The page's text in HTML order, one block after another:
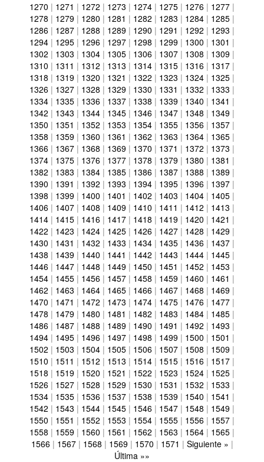
1270 | 1271 | 1272 | 1273 | 1274 | 1275 | 1276 | 1277 |
1278 | 1279 | 1280 | 1281 | 1282 | 1283 | 1284 | 1285 |
1286 | 1287 | 1288 | 1289 | 1290 | 1291 | 1292 | 1293 |
1294 | 1295 | 1296 | 1297 | 1298 | 1299 | 1300 | 1301 |
1302 | 1303 | 1304 | 1305 | 1306 | 1307 | 1308 | 1309 |
1310 | 1311 | 1312 | 1313 | 1314 | 1315 | 1316 | 1317 |
1318 | 1319 | 1320 | 1321 | 1322 | 1323 | 1324 | 1325 |
1326 | 1327 | 1328 | 1329 | 1330 | 1331 | 1332 | 1333 |
1334 | 1335 | 1336 | 1337 | 1338 | 1339 | 1340 | 1341 |
1342 | 1343 | 1344 | 1345 | 1346 | 1347 | 1348 | 1349 |
1350 | 1351 | 1352 | 1353 | 1354 | 1355 | 1356 | 1357 |
1358 | 1359 | 1360 | 1361 | 1362 | 1363 | 1364 | 1365 |
1366 | 1367 | 1368 | 1369 | 1370 | 1371 | 1372 | 1373 |
1374 | 1375 | 1376 | 1377 | 1378 | 1379 | 1380 | 1381 |
1382 | 1383 | 1384 | 1385 | 1386 | 1387 | 1388 | 1389 |
1390 | 1391 | 1392 | 1393 | 1394 | 1395 | 1396 | 1397 |
1398 | 1399 | 1400 | 1401 | 1402 | 1403 | 1404 | 1405 |
1406 | 1407 | 1408 | 1409 | 1410 | 1411 | 1412 | 1413 |
1414 | 1415 | 1416 | 1417 | 1418 | 1419 | 1420 | 1421 |
1422 | 1423 | 1424 | 1425 | 1426 | 1427 | 1428 | 1429 |
1430 | 1431 | 1432 | 1433 | 1434 | 1435 | 1436 | 1437 |
1438 | 1439 | 1440 | 1441 | 1442 | 1443 | 1444 | 1445 |
1446 | 1447 | 1448 | 1449 | 1450 | 1451 | 1452 | 1453 |
1454 | 1455 | 1456 | 1457 | 1458 | 1459 | 1460 | 1461 |
1462 | 1463 | 1464 | 1465 | 1466 | 1467 | 1468 | 1469 |
1470 | 1471 | 1472 | 1473 | 1474 | 1475 | 1476 | 1477 |
1478 | 1479 | 1480 | 1481 | 1482 | 1483 | 1484 | 1485 |
1486 | 1487 | 1488 | 1489 | 1490 | 1491 | 1492 | 1493 |
1494 | 1495 | 1496 | 1497 | 1498 | 1499 | 1500 | 1501 |
1502 | 1503 | 1504 | 1505 | 1506 | 1507 | 1508 | 1509 |
1510 | 1511 | 1512 | 1513 | 1514 | 1515 | 1516 | 1517 |
1518 | 1519 | 1520 | 1521 | 1522 | 1523 | 1524 | 1525 |
1526 | 1527 | 1528 | 1529 | 1530 | 1531 | 1532 | 1533 |
1534 | 1535 | 1536 | 1537 | 1538 | 1539 | 1540 | 1541 |
1542 | 1543 | 1544 | 1545 | 1546 | 1547 | 1548 | 1549 |
1550 | 1551 | 1552 | 1553 | 1554 | 1555 | 1556 | 1557 |
1558 | 1559 | 1560 | 1561 | 1562 | 1563 | 1564 | 1565 |
1566| 1567| 1568 | 1569| 1570 | 1571 | Siguiente » |
Última »»